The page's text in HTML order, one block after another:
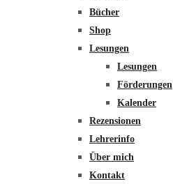
Bücher
Shop
Lesungen
Lesungen
Förderungen
Kalender
Rezensionen
Lehrerinfo
Über mich
Kontakt